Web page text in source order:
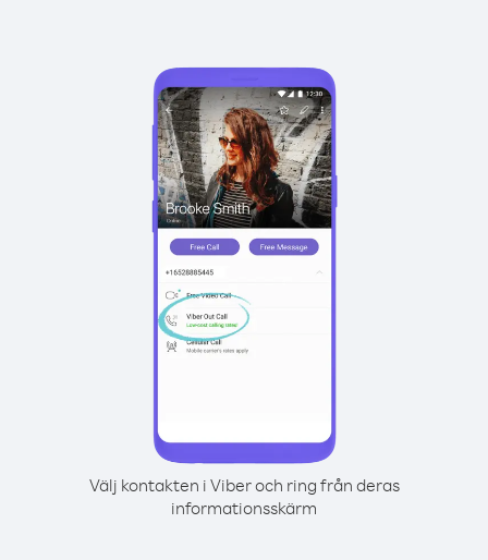
Välj kontakten i Viber och ring från deras
informationsskärm